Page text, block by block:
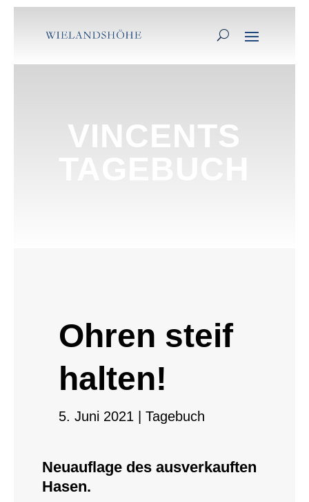
VINCENTS
Ohren steif
halten!
5. Juni 2021 Tagebuch
Neuauflage des ausverkauften
Hasen.